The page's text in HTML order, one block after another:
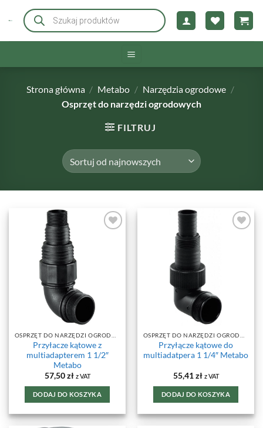
Przewiń
do
zawartości
Wyszukiwarka
produktów
Strona główna / Metabo / Narzędzia ogrodowe /
Osprzęt do narzędzi ogrodowych
FILTRUJ
ULUBIONYCH
Przyłacze kątowe z
multiadapterem 1 1/2″
Metabo
57,50zł z VAT
DODAJ DO KOSZYKA
ULUBIONYCH
Przyłącze kątowe do
multiadatpera 1 1/4″ Metabo
55,41zł z VAT
DODAJ DO KOSZYKA